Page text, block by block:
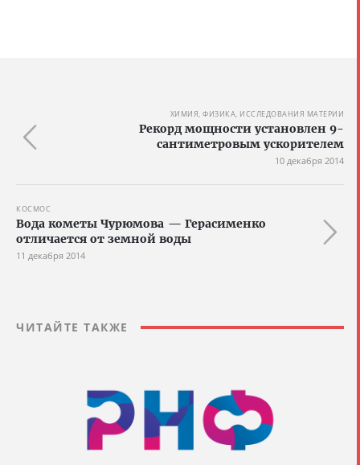
ХИМИЯ, ФИЗИКА, ИССЛЕДОВАНИЯ МАТЕРИИ
Рекорд мощности установлен 9-
сантиметровым ускорителем
10 декабря 2014
КОСМОС
Вода кометы Чурюмова — Герасименко
отличается от земной воды
11 декабря 2014
ЧИТАЙТЕ ТАКЖЕ